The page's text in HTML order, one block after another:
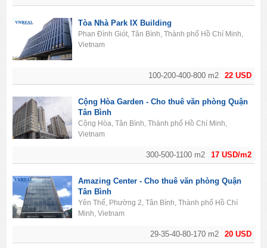
22 USD
100-200-400-800 m2
Tòa Nhà Park IX Building
Phan Đình Giót, Tân Bình, Thành phố Hồ Chí Minh,
Vietnam
17 USD/m2
300-500-1100 m2
Cộng Hòa Garden - Cho thuê văn phòng Quận
Tân Bình
Cộng Hòa, Tân Bình, Thành phố Hồ Chí Minh,
Vietnam
20 USD
29-35-40-80-170 m2
Amazing Center - Cho thuê văn phòng Quận
Tân Bình
Yên Thế, Phường 2, Tân Bình, Thành phố Hồ Chí
Minh, Vietnam